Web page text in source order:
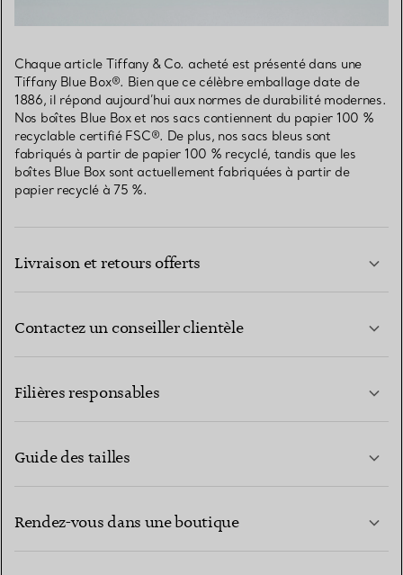
Chaque article Tiffany & Co. acheté est présenté dans une
Tiffany Blue Box®. Bien que ce célèbre emballage date de
1886, il répond aujourd’hui aux normes de durabilité modernes.
Nos boîtes Blue Box et nos sacs contiennent du papier 100 %
recyclable certifié FSC®. De plus, nos sacs bleus sont
fabriqués à partir de papier 100 % recyclé, tandis que les
boîtes Blue Box sont actuellement fabriquées à partir de
papier recyclé à 75 %.
Livraison et retours offerts
Contactez un conseiller clientèle
Filières responsables
Guide des tailles
Rendez-vous dans une boutique